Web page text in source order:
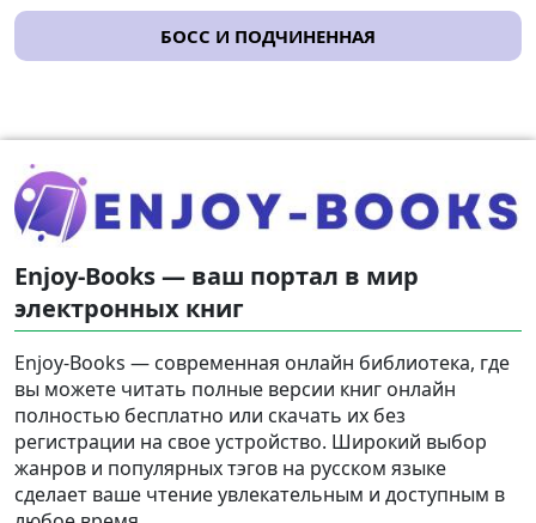
БОСС И ПОДЧИНЕННАЯ
Enjoy-Books — ваш портал в мир
электронных книг
Enjoy-Books — современная онлайн библиотека, где
вы можете читать полные версии книг онлайн
полностью бесплатно или скачать их без
регистрации на свое устройство. Широкий выбор
жанров и популярных тэгов на русском языке
сделает ваше чтение увлекательным и доступным в